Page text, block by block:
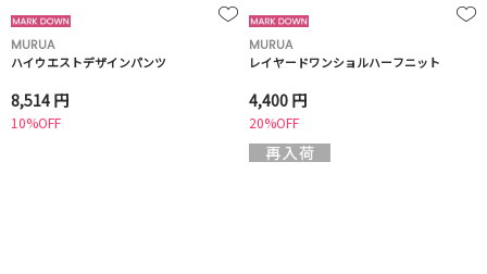
MURUA
ハイウエストデザインパンツ
8,514 円
10%OFF
MURUA
レイヤードワンショルハーフニット
4,400 円
20%OFF